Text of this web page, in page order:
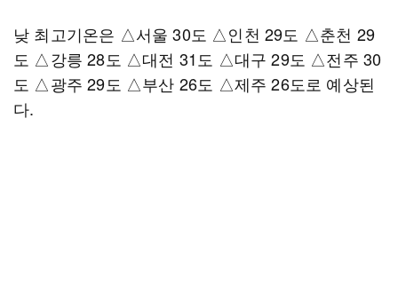
낮 최고기온은 △서울 30도 △인천 29도 △춘천 29
도 △강릉 28도 △대전 31도 △대구 29도 △전주 30
도 △광주 29도 △부산 26도 △제주 26도로 예상된
다.